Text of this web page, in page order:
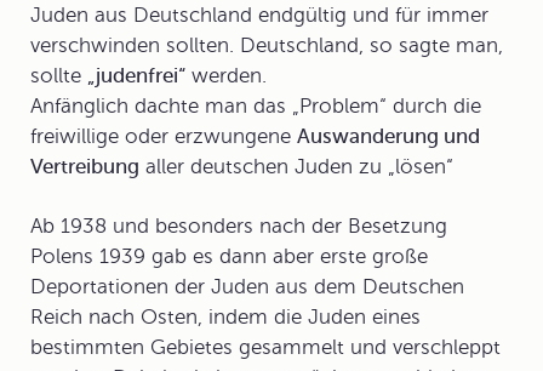
Juden aus Deutschland endgültig und für immer
verschwinden sollten. Deutschland, so sagte man,
sollte „judenfrei“ werden.
Anfänglich dachte man das „Problem“ durch die
freiwillige oder erzwungene Auswanderung und
Vertreibung aller deutschen Juden zu „lösen“
Ab 1938 und besonders nach der Besetzung
Polens 1939 gab es dann aber erste große
Deportationen der Juden aus dem Deutschen
Reich nach Osten, indem die Juden eines
bestimmten Gebietes gesammelt und verschleppt